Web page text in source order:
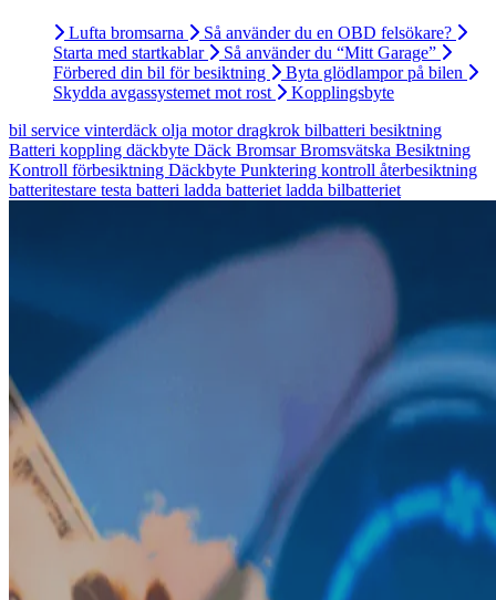
Lufta bromsarna
Så använder du en OBD felsökare?
Starta med startkablar
Så använder du “Mitt Garage”
Förbered din bil för besiktning
Byta glödlampor på bilen
Skydda avgassystemet mot rost
Kopplingsbyte
bil service vinterdäck olja motordragkrok bilbatteri besiktning
Batteri koppling däckbyte Däck BromsarBromsvätska Besiktning
Kontroll förbesiktning Däckbyte Punktering kontroll återbesiktning
batteritestare testa batteri ladda batteriet ladda bilbatteriet